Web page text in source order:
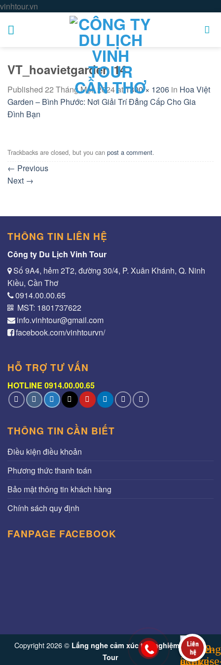
vinhtour.vn
VT_hoavietgarden 14
Published 22 Tháng Một, 2024 at 1800 × 1206 in Hoa Việt
Garden – Bình Phước: Nơi Giải Trí Đẳng Cấp Cho Gia
Đình Bạn
Trackbacks are closed, but you can post a comment.
← Previous
Next →
THÔNG TIN LIÊN HỆ
Công ty Du Lịch Vinh Tour
Số 9A4, hẻm 2T2, đường 30/4, P. Xuân Khánh, Q. Ninh
Kiều, Cần Thơ
0914.00.00.65
MST: 1801737622
info.vinhtour@gmail.com
facebook.com/vinhtourvn/
HỖ TRỢ TƯ VẤN
HOTLINE 0914.00.00.65
THÔNG TIN CẦN BIẾT
Điều kiện điều khoản
Phương thức thanh toán
Bảo mật thông tin khách hàng
Chính sách quy định
FANPAGE FACEBOOK
Copyright 2026 © Lắng nghe cảm xúc trải nghiệm từ Vinh
Tour